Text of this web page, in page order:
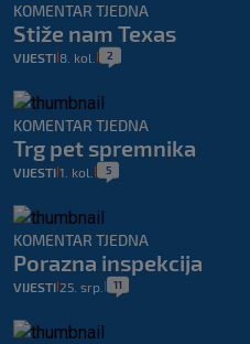
KOMENTAR TJEDNA
Stiže nam Texas
VIJESTI 8. kol. 2
KOMENTAR TJEDNA
Trg pet spremnika
VIJESTI 1. kol. 5
KOMENTAR TJEDNA
Porazna inspekcija
VIJESTI 25. srp. 11